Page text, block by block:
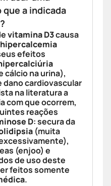
a indicada
vitamina D3causa
hipercalcemia
efeitos
cálcio na urina),
dano cardiovascular
na literatura a
com que ocorrem,
reações
D: secura da
(muita
(enjoo) e
de uso deste
feitos somente
.